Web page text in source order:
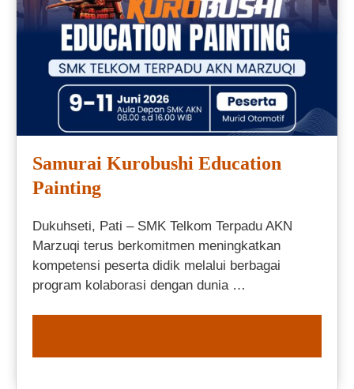
Samurai Kurobushi Education
Painting
Dukuhseti, Pati – SMK Telkom Terpadu AKN
Marzuqi terus berkomitmen meningkatkan
kompetensi peserta didik melalui berbagai
program kolaborasi dengan dunia …